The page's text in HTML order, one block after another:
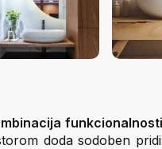
doda sodoben